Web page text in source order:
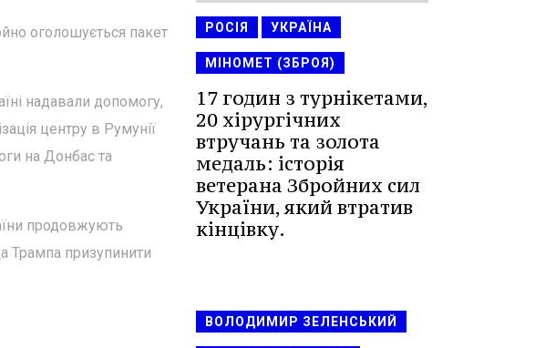
оголошується пакет
надавали допомогу,
центру в Румунії
на Донбас та
продовжують
Трампа призупинити
РОСІЯ УКРАЇНА
МІНОМЕТ (ЗБРОЯ)
17 годин з турнікетами,
20 хірургічних
втручань та золота
медаль: історія
ветерана Збройних сил
України, який втратив
кінцівку.
ВОЛОДИМИР ЗЕЛЕНСЬКИЙ